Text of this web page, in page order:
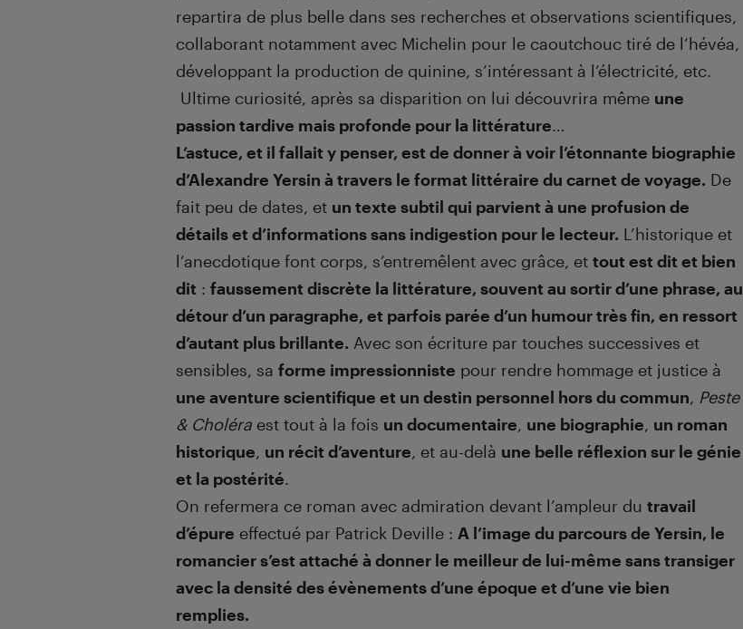
repartira de plus belle dans ses recherches et observations scientifiques,
collaborant notamment avec Michelin pour le caoutchouc tiré de l’hévéa,
développant la production de quinine, s’intéressant à l’électricité, etc.
Ultime curiosité, après sa disparition on lui découvrira même une
passion tardive mais profonde pour la littérature…
L’astuce, et il fallait y penser, est de donner à voir l’étonnante biographie
d’Alexandre Yersin à travers le format littéraire du carnet de voyage. De
fait peu de dates, et un texte subtil qui parvient à une profusion de
détails et d’informations sans indigestion pour le lecteur. L’historique et
l’anecdotique font corps, s’entremêlent avec grâce, et tout est dit et bien
dit : faussement discrète la littérature, souvent au sortir d’une phrase, au
détour d’un paragraphe, et parfois parée d’un humour très fin, en ressort
d’autant plus brillante. Avec son écriture par touches successives et
sensibles, sa forme impressionniste pour rendre hommage et justice à
une aventure scientifique et un destin personnel hors du commun, Peste
& Choléra est tout à la fois un documentaire, une biographie, un roman
historique, un récit d’aventure, et au-delà une belle réflexion sur le génie
et la postérité.
On refermera ce roman avec admiration devant l’ampleur du travail
d’épure effectué par Patrick Deville : A l’image du parcours de Yersin, le
romancier s’est attaché à donner le meilleur de lui-même sans transiger
avec la densité des évènements d’une époque et d’une vie bien
remplies.